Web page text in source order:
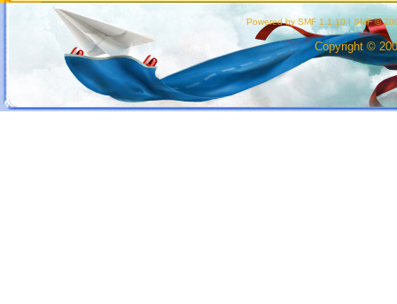
Powered by SMF 1.1.10 | SMF ©
Copyright ©